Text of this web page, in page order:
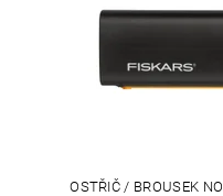
OSTŘIČ / BROUSEK